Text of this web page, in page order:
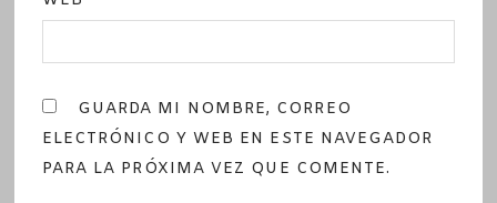
GUARDA MI NOMBRE, CORREO
ELECTRÓNICO Y WEB EN ESTE NAVEGADOR
PARA LA PRÓXIMA VEZ QUE COMENTE.